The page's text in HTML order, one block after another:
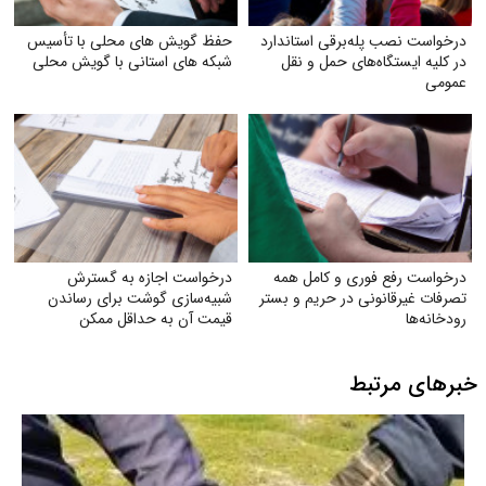
درخواست نصب پله‌برقی استاندارد
در کلیه ایستگاه‌های حمل‌ و نقل
عمومی
حفظ گویش های محلی با تأسیس
شبکه های استانی با گویش محلی
درخواست رفع فوری و کامل همه
تصرفات غیرقانونی در حریم و بستر
رودخانه‌ها
درخواست اجازه به گسترش
شبیه‌سازی گوشت برای رساندن
قیمت آن به حداقل ممکن
خبرهای مرتبط